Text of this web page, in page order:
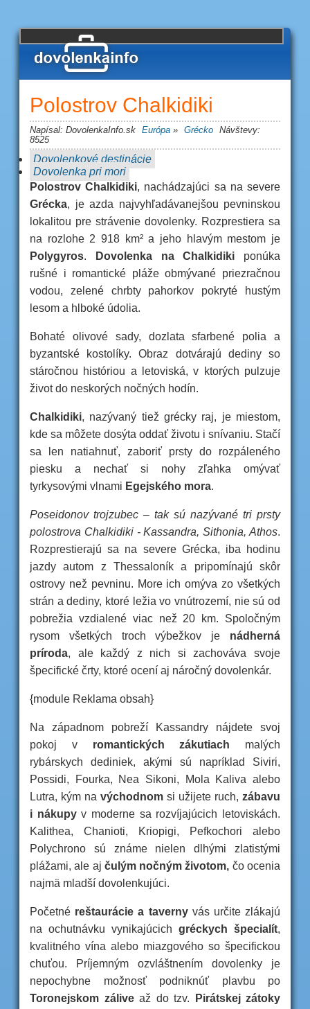
Afrika
Austrália
Amerika
Kategórie Články
Foto týždňa Cestovné poistenie
Cestovné kancelárie
Polostrov Chalkidiki
Napísal: DovolenkaInfo.sk Európa » Grécko Návštevy:
8525
Dovolenkové destinácie
Dovolenka pri mori
Polostrov Chalkidiki, nachádzajúci sa na severe
Grécka, je azda najvyhľadávanejšou pevninskou
lokalitou pre strávenie dovolenky. Rozprestiera sa
na rozlohe 2 918 km² a jeho hlavým mestom je
Polygyros. Dovolenka na Chalkidiki ponúka
rušné i romantické pláže obmývané priezračnou
vodou, zelené chrbty pahorkov pokryté hustým
lesom a hlboké údolia.
Bohaté olivové sady, dozlata sfarbené polia a
byzantské kostolíky. Obraz dotvárajú dediny so
stáročnou históriou a letoviská, v ktorých pulzuje
život do neskorých nočných hodín.
Chalkidiki, nazývaný tiež grécky raj, je miestom,
kde sa môžete dosýta oddať životu i snívaniu. Stačí
sa len natiahnuť, zaboriť prsty do rozpáleného
piesku a nechať si nohy zľahka omývať
tyrkysovými vlnami Egejského mora.
Poseidonov trojzubec – tak sú nazývané tri prsty
polostrova Chalkidiki - Kassandra, Sithonia, Athos.
Rozprestierajú sa na severe Grécka, iba hodinu
jazdy autom z Thessaloník a pripomínajú skôr
ostrovy než pevninu. More ich omýva zo všetkých
strán a dediny, ktoré ležia vo vnútrozemí, nie sú od
pobrežia vzdialené viac než 20 km. Spoločným
rysom všetkých troch výbežkov je nádherná
príroda, ale každý z nich si zachováva svoje
špecifické črty, ktoré ocení aj náročný dovolenkár.
{module Reklama obsah}
Na západnom pobreží Kassandry nájdete svoj
pokoj v romantických zákutiach malých
rybárskych dediniek, akými sú napríklad Siviri,
Possidi, Fourka, Nea Sikoni, Mola Kaliva alebo
Lutra, kým na východnom si užijete ruch, zábavu
i nákupyv moderne sa rozvíjajúcich letoviskách.
Kalithea, Chanioti, Kriopigi, Pefkochori alebo
Polychrono sú známe nielen dlhými zlatistými
plážami, ale aj čulým nočným životom, čo ocenia
najmä mladší dovolenkujúci.
Početné reštaurácie a tavernyvás určite zlákajú
na ochutnávku vynikajúcich gréckych špecialít,
kvalitného vína alebo miazgového so špecifickou
chuťou. Príjemným ozvláštnením dovolenky je
nepochybne možnosť podniknúť plavbu po
Toronejskom záliveaž do tzv.
Pirátskej zátoky